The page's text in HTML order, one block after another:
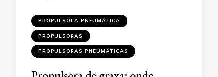
PROPULSORA PNEUMÁTICA
PROPULSORAS
PROPULSORAS PNEUMÁTICAS